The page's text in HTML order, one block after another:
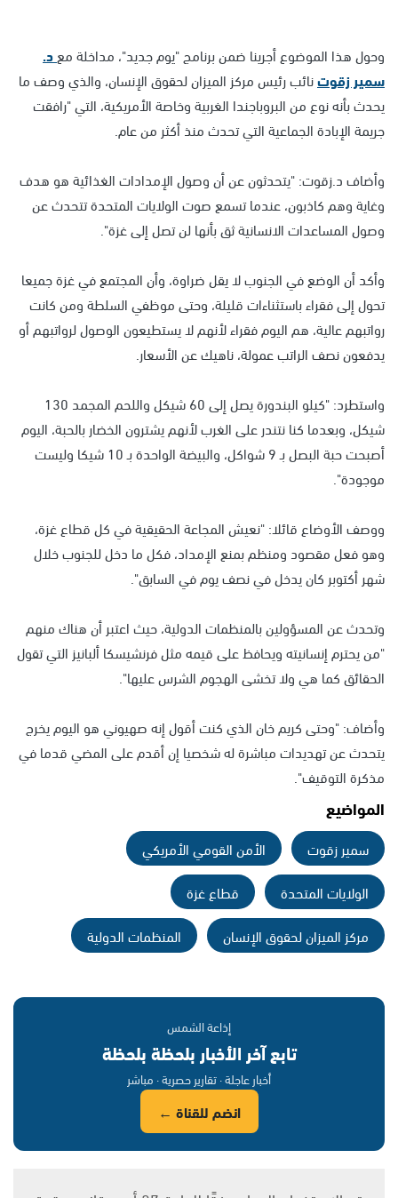
وحول هذا الموضوع أجرينا ضمن برنامج "يوم جديد"، مداخلة معد.
سمير زقوتنائب رئيس مركز الميزان لحقوق الإنسان، والذي وصف ما
يحدث بأنه نوع من البروباجندا الغربية وخاصة الأمريكية، التي "رافقت
جريمة الإبادة الجماعية التي تحدث منذ أكثر من عام.
وأضاف د.زقوت: "يتحدثون عن أن وصول الإمدادات الغذائية هو هدف
وغاية وهم كاذبون، عندما تسمع صوت الولايات المتحدة تتحدث عن
وصول المساعدات الانسانية ثق بأنها لن تصل إلى غزة".
وأكد أن الوضع في الجنوب لا يقل ضراوة، وأن المجتمع في غزة جميعا
تحول إلى فقراء باستثناءات قليلة، وحتى موظفي السلطة ومن كانت
رواتبهم عالية، هم اليوم فقراء لأنهم لا يستطيعون الوصول لرواتبهم أو
يدفعون نصف الراتب عمولة، ناهيك عن الأسعار.
واستطرد: "كيلو البندورة يصل إلى 60 شيكل واللحم المجمد 130
شيكل، وبعدما كنا نتندر على الغرب لأنهم يشترون الخضار بالحبة، اليوم
أصبحت حبة البصل بـ 9 شواكل، والبيضة الواحدة بـ 10 شيكا وليست
موجودة".
ووصف الأوضاع قائلا: "نعيش المجاعة الحقيقية في كل قطاع غزة،
وهو فعل مقصود ومنظم بمنع الإمداد، فكل ما دخل للجنوب خلال
شهر أكتوبر كان يدخل في نصف يوم في السابق".
وتحدث عن المسؤولين بالمنظمات الدولية، حيث اعتبر أن هناك منهم
"من يحترم إنسانيته ويحافظ على قيمه مثل فرنشيسكا ألبانيز التي تقول
الحقائق كما هي ولا تخشى الهجوم الشرس عليها".
وأضاف: "وحتى كريم خان الذي كنت أقول إنه صهيوني هو اليوم يخرج
يتحدث عن تهديدات مباشرة له شخصيا إن أقدم على المضي قدما في
مذكرة التوقيف".
المواضيع
سمير زقوت
الأمن القومي الأمريكي
الولايات المتحدة
قطاع غزة
مركز الميزان لحقوق الإنسان
المنظمات الدولية
إذاعة الشمس
تابع آخر الأخبار بلحظة بلحظة
أخبار عاجلة · تقارير حصرية · مباشر
انضم للقناة ←